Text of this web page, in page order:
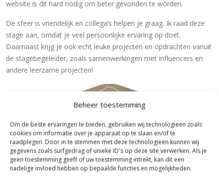
Beheer toestemming
Om de beste ervaringen te bieden, gebruiken wij technologieën zoals
cookies om informatie over je apparaat op te slaan en/of te
raadplegen. Door in te stemmen met deze technologieën kunnen wij
gegevens zoals surfgedrag of unieke ID's op deze site verwerken. Als je
geen toestemming geeft of uw toestemming intrekt, kan dit een
nadelige invloed hebben op bepaalde functies en mogelijkheden.
website is dit hard nodig om beter gevonden te worden.
De sfeer is vriendelijk en collega’s helpen je graag. Ik raad deze
stage aan, omdat je veel persoonlijke ervaring op doet.
Daarnaast krijg je ook echt leuke projecten en opdrachten vanuit
de stagebegeleider, zoals samenwerkingen met influencers en
andere leerzame projecten!